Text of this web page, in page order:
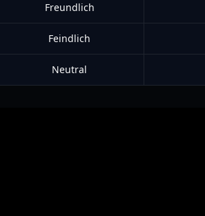
Freundlich
Feindlich
Neutral